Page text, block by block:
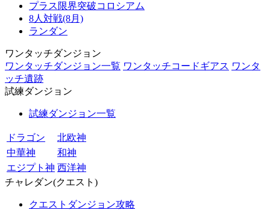
プラス限界突破コロシアム
8人対戦(8月)
ランダン
ワンタッチダンジョン
ワンタッチダンジョン一覧 ワンタッチコードギアス ワンタ
ッチ遺跡
試練ダンジョン
試練ダンジョン一覧
ドラゴン
北欧神
中華神
和神
エジプト神 西洋神
チャレダン(クエスト)
クエストダンジョン攻略